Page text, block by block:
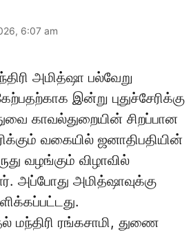
6:07 am
அமித்ஷா பல்வேறு
இன்று புதுச்சேரிக்கு
காவல்துறையின் சிறப்பான
வகையில் ஜனாதிபதியின்
வழங்கும் விழாவில்
அப்போது அமித்ஷாவுக்கு
மந்திரி ரங்கசாமி, துணை